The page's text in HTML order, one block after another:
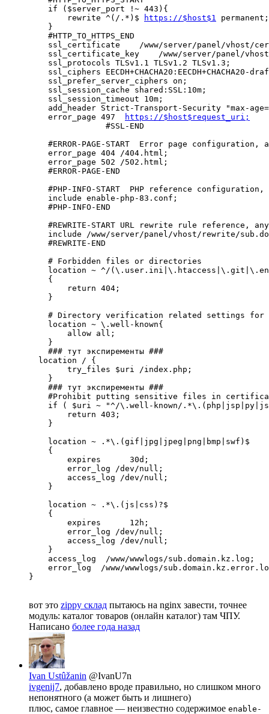
    if ($server_port !~ 443){
        rewrite ^(/.*)$
https://$host$1
permanent;
    }
    #HTTP_TO_HTTPS_END
ssl_certificate    /www/server/panel/vhost/
ssl_certificate_key    /www/server/panel/
    ssl_protocols TLSv1.1 TLSv1.2 TLSv1.3;
ssl_ciphers EECDH+CHACHA20:EECDH+CHACHA20-
    ssl_prefer_server_ciphers on;
    ssl_session_cache shared:SSL:10m;
    ssl_session_timeout 10m;
add_header Strict-Transport-Security "max-
    error_page 497
https://$host$request_uri;
#ERROR-PAGE-START  Error page configuration,
    error_page 404 /404.html;
    error_page 502 /502.html;
    #ERROR-PAGE-END
#PHP-INFO-START  PHP reference
    include enable-php-83.conf;
    #PHP-INFO-END
#REWRITE-START URL rewrite rule reference,
include /www/server/panel/vhost/rewrite/
    #REWRITE-END
    # Forbidden files or directories
location ~ ^/
    {
        return 404;
    }
# Directory verification related settings
    location ~ \.well-known{
        allow all;
    }
    ### тут экспиременты ###
  location / {
        try_files $uri /index.php;
    }
    ### тут экспиременты ###
#Prohibit putting sensitive files in
if ( $uri ~ "^/\.well-known/
        return 403;
    }
    location ~ .*\.(gif|jpg|jpeg|png|bmp|swf)$
    {
        expires      30d;
        error_log /dev/null;
        access_log /dev/null;
    }
    location ~ .*\.(js|css)?$
    {
        expires      12h;
        error_log /dev/null;
        access_log /dev/null;
    }
    access_log  /www/wwwlogs/sub.domain.kz.log;
error_log  /www/wwwlogs/
}
вот это zippy склад пытаюсь на nginx завести, точнее
модуль: каталог товаров (онлайн каталог) там ЧПУ.
Написано более года назад
Ivan Ustûžanin @IvanU7n
ivgenij7, добавлено вроде правильно, но слишком много
непонятного (а может быть и лишнего)
плюс, самое главное — неизвестно содержимое enable-